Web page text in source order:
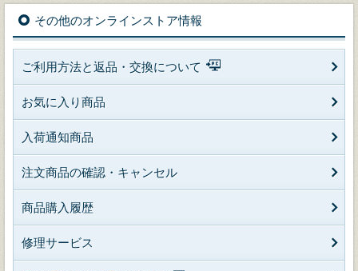
その他のオンラインストア情報
ご利用方法と返品・交換について
お気に入り商品
入荷通知商品
注文商品の確認・キャンセル
商品購入履歴
修理サービス